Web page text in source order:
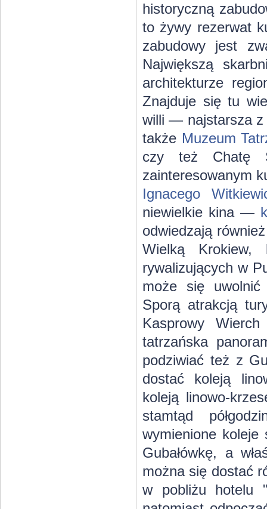
historyczną
to żywy rezerwat
zabudowy jest
Największą
architekturze
Znajduje się tu
willi — najstarsza z
także Muzeum
czy też Chatę
zainteresowanym
Ignacego
niewielkie kina —
odwiedzają
Wielką
rywalizujących w
może się uwolnić
Sporą atrakcją
Kasprowy
tatrzańska
podziwiać też z
dostać koleją
koleją linowo-
stamtąd
wymienione koleje
Gubałówkę, a
można się dostać
w pobliżu hotelu